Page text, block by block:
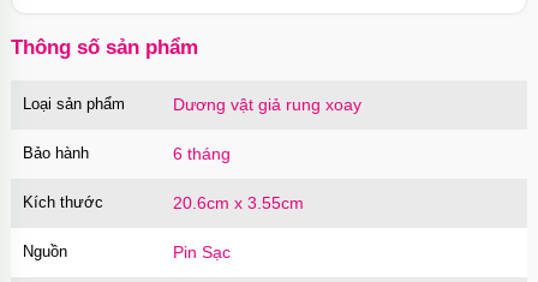
Bao cao su Sure Dongkuk Dotted 10 chiếc gai
MãBSD10 60.000₫
Thông số sản phẩm
Loại sản phẩm Dương vật giả rung xoay
Bảo hành 6 tháng
Kích thước 20.6cm x 3.55cm
Nguồn Pin Sạc